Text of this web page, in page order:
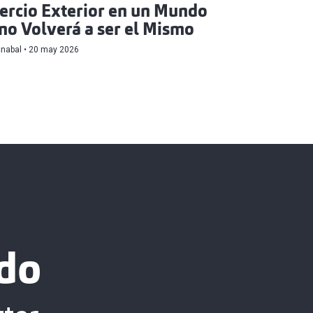
Exterior en un Mundo
Volverá a ser el Mismo
20 may 2026